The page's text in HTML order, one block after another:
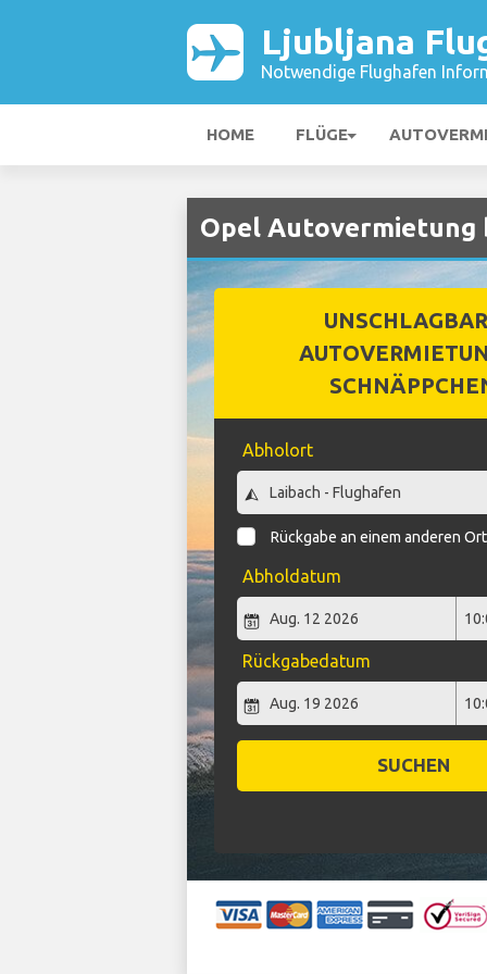
Ljubljana
Notwendige Flughafen
HOME FLÜGE
Opel Autovermietung
Abholort
Rückgabe an einem anderen Ort
Abholdatum
Rückgabedatum
SUCHEN